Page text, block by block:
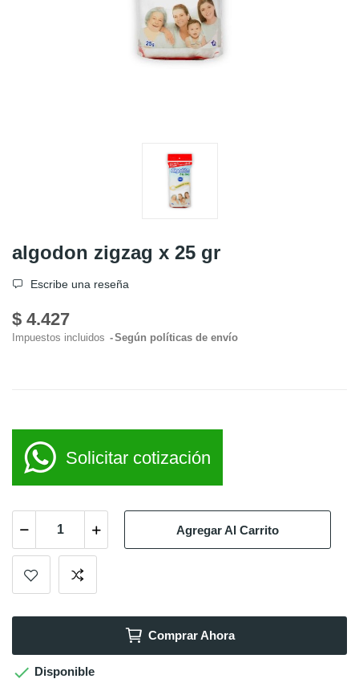
algodon zigzag x 25 gr
Escribe una reseña
$ 4.427
Impuestos incluidos Según políticas de envío
Solicitar cotización
Agregar Al Carrito
Comprar Ahora
 Disponible